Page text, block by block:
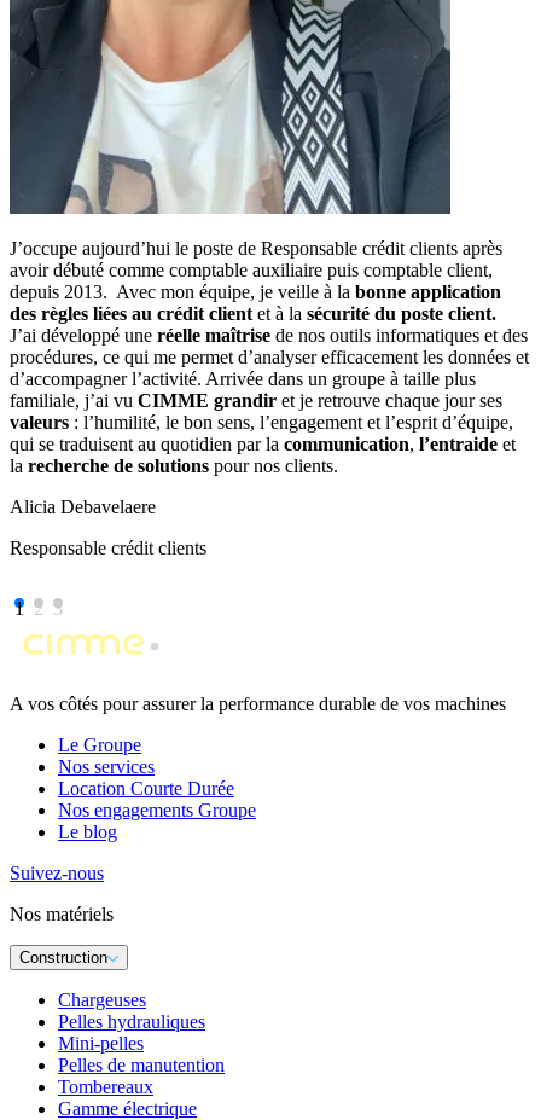
J’occupe aujourd’hui le poste de Responsable crédit clients après
avoir débuté comme comptable auxiliaire puis comptable client,
depuis 2013. Avec mon équipe, je veille à la bonne application
des règles liées au crédit client et à la sécurité du poste client.
J’ai développé une réelle maîtrise de nos outils informatiques et des
procédures, ce qui me permet d’analyser efficacement les données et
d’accompagner l’activité. Arrivée dans un groupe à taille plus
familiale, j’ai vu CIMME grandir et je retrouve chaque jour ses
valeurs : l’humilité, le bon sens, l’engagement et l’esprit d’équipe,
qui se traduisent au quotidien par la communication, l’entraide et
la recherche de solutions pour nos clients.
Alicia Debavelaere
Responsable crédit clients
1 2 3
A vos côtés pour assurer la performance durable de vos machines
Le Groupe
Nos services
Location Courte Durée
Nos engagements Groupe
Le blog
Suivez-nous
Nos matériels
Construction
Chargeuses
Pelles hydrauliques
Mini-pelles
Pelles de manutention
Tombereaux
Gamme électrique